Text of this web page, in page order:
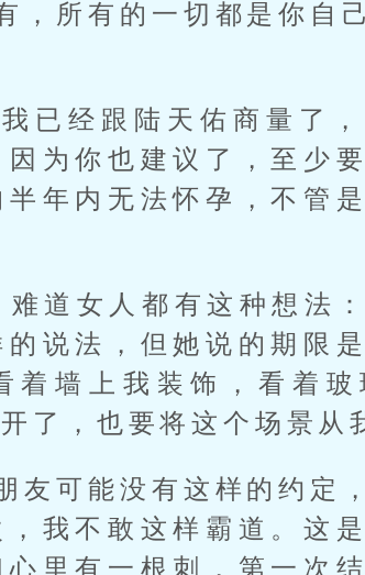
，所有的一切都是你自
已经跟陆天佑商量了
为你也建议了，至少
年内无法怀孕，不管
道女人都有这种想法
说法，但她说的期限
着墙上我装饰，看着玻
了，也要将这个场景从
友可能没有这样的约定
我不敢这样霸道。这
里有一根刺，第一次